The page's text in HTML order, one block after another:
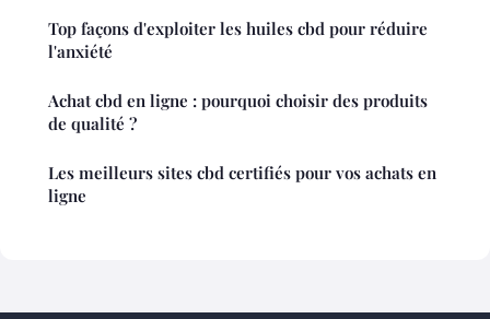
Top façons d'exploiter les huiles cbd pour réduire
l'anxiété
Achat cbd en ligne : pourquoi choisir des produits
de qualité ?
Les meilleurs sites cbd certifiés pour vos achats en
ligne